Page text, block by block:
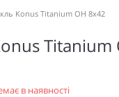
Konus Titanium OH 8x42
Titanium
в наявності